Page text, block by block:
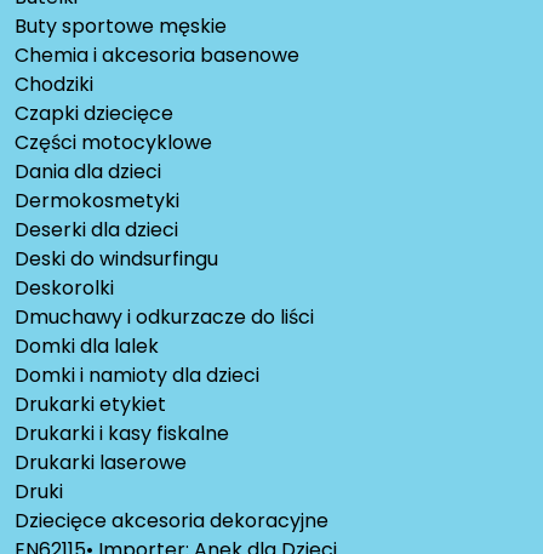
Buty sportowe męskie
Chemia i akcesoria basenowe
Chodziki
Czapki dziecięce
Części motocyklowe
Dania dla dzieci
Dermokosmetyki
Deserki dla dzieci
Deski do windsurfingu
Deskorolki
Dmuchawy i odkurzacze do liści
Domki dla lalek
Domki i namioty dla dzieci
Drukarki etykiet
Drukarki i kasy fiskalne
Drukarki laserowe
Druki
Dziecięce akcesoria dekoracyjne